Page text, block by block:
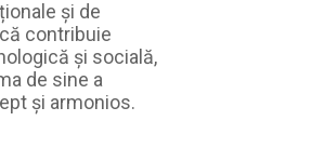
și de
contribuie
și socială,
de sine a
și armonios.